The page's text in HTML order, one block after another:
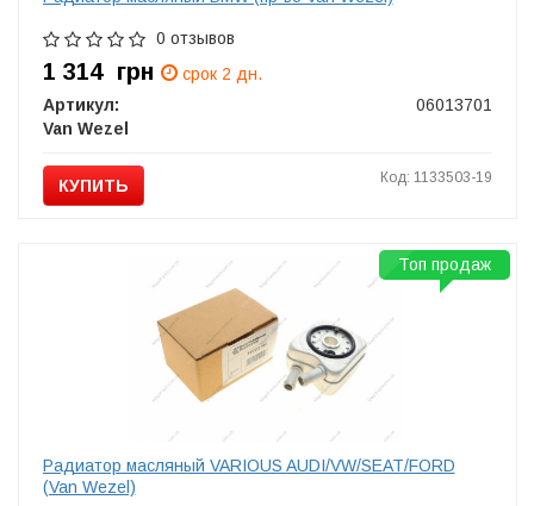
0 отзывов
1 314 грн
срок 2 дн.
Артикул:
06013701
Van Wezel
КУПИТЬ Код: 1133503-19
Радиатор масляный VARIOUS AUDI/VW/SEAT/FORD
(Van Wezel)
Топ продаж